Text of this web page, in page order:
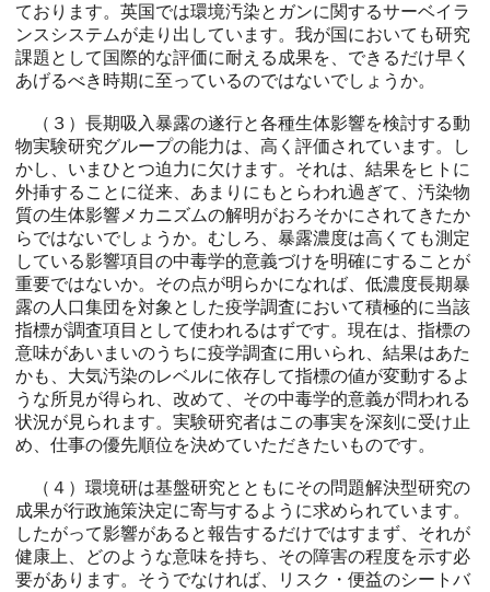
ております。英国では環境汚染とガンに関するサーベイラ
ンスシステムが走り出しています。我が国においても研究
課題として国際的な評価に耐える成果を、できるだけ早く
あげるべき時期に至っているのではないでしょうか。
（３）長期吸入暴露の遂行と各種生体影響を検討する動
物実験研究グループの能力は、高く評価されています。し
かし、いまひとつ迫力に欠けます。それは、結果をヒトに
外挿することに従来、あまりにもとらわれ過ぎて、汚染物
質の生体影響メカニズムの解明がおろそかにされてきたか
らではないでしょうか。むしろ、暴露濃度は高くても測定
している影響項目の中毒学的意義づけを明確にすることが
重要ではないか。その点が明らかになれば、低濃度長期暴
露の人口集団を対象とした疫学調査において積極的に当該
指標が調査項目として使われるはずです。現在は、指標の
意味があいまいのうちに疫学調査に用いられ、結果はあた
かも、大気汚染のレベルに依存して指標の値が変動するよ
うな所見が得られ、改めて、その中毒学的意義が問われる
状況が見られます。実験研究者はこの事実を深刻に受け止
め、仕事の優先順位を決めていただきたいものです。
（４）環境研は基盤研究とともにその問題解決型研究の
成果が行政施策決定に寄与するように求められています。
したがって影響があると報告するだけではすまず、それが
健康上、どのような意味を持ち、その障害の程度を示す必
要があります。そうでなければ、リスク・便益のシートバ